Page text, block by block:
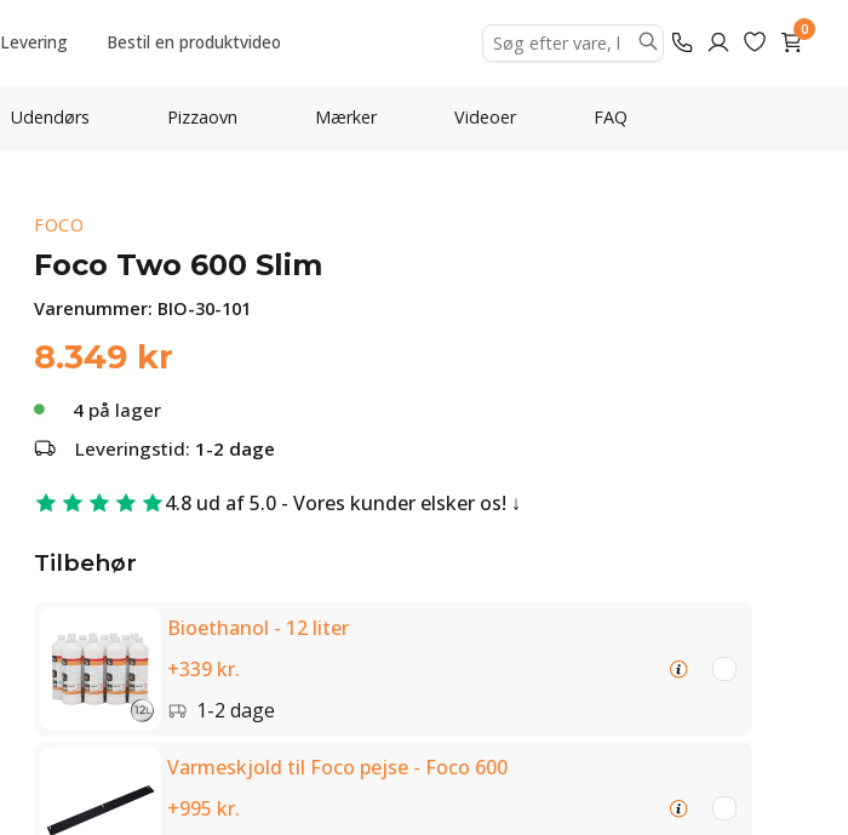
Levering Bestil en produktvideo
0
Udendørs Pizzaovn Mærker Videoer FAQ
FOCO
Foco Two 600 Slim
Varenummer: BIO-30-101
8.349 kr
4 på lager
Leveringstid: 1-2 dage
4.8 ud af 5.0 - Vores kunder elsker os!
Tilbehør
Bioethanol - 12 liter
+339 kr.
1-2 dage
Varmeskjold til Foco pejse - Foco 600
+995 kr.